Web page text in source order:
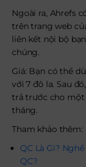
Ngoài ra, Ahrefs
trên trang web
liên kết nội bộ
chúng.
Giá: Bạn có thể
với 7 đô la. Sau
trả trước cho một
tháng.
Tham khảo thêm:
QC Là Gì?
QC?